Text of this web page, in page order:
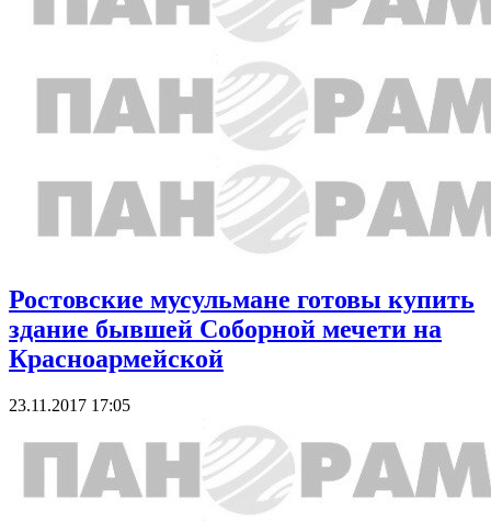
Ростовские мусульмане готовы купить
здание бывшей Соборной мечети на
Красноармейской
23.11.2017 17:05